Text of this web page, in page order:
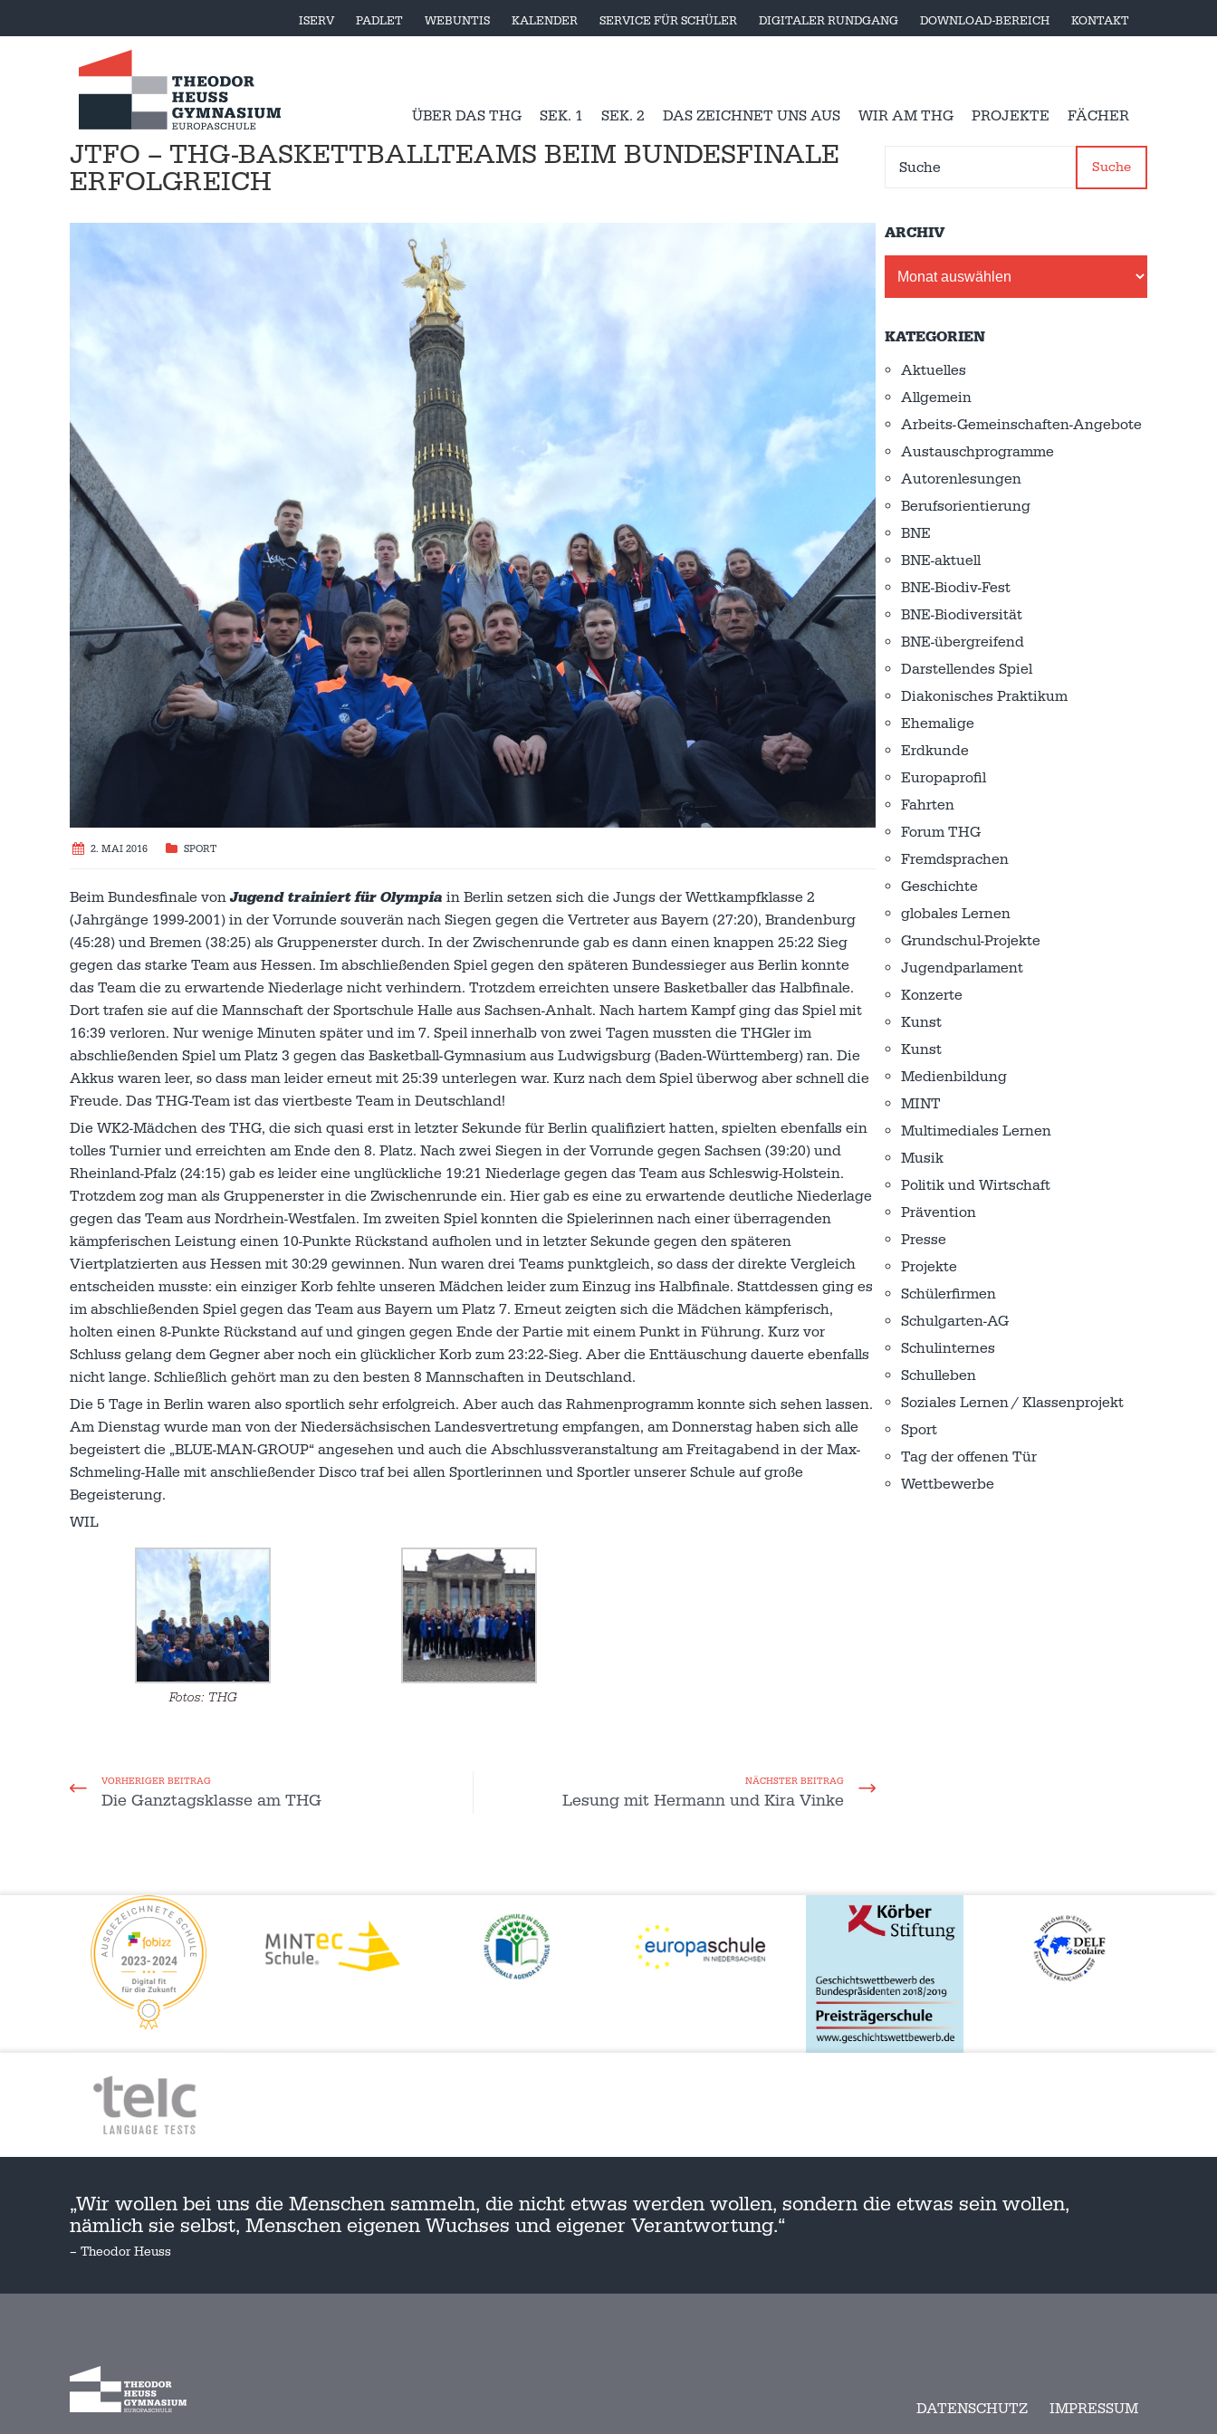
ISERV PADLET WEBUNTIS KALENDER SERVICE FÜR SCHÜLER DIGITALER RUNDGANG DOWNLOAD-BEREICH KONTAKT
ÜBER DAS THG SEK. 1 SEK. 2 DAS ZEICHNET UNS AUS WIR AM THG PROJEKTE FÄCHER
JTFO – THG-BASKETTBALLTEAMS BEIM BUNDESFINALE
ERFOLGREICH
2. MAI 2016 SPORT
Beim Bundesfinale vonJugend trainiert für Olympia in Berlin setzen sich die Jungs der Wettkampfklasse 2
(Jahrgänge 1999-2001) in der Vorrunde souverän nach Siegen gegen die Vertreter aus Bayern (27:20), Brandenburg
(45:28) und Bremen (38:25) als Gruppenerster durch. In der Zwischenrunde gab es dann einen knappen 25:22 Sieg
gegen das starke Team aus Hessen. Im abschließenden Spiel gegen den späteren Bundessieger aus Berlin konnte
das Team die zu erwartende Niederlage nicht verhindern. Trotzdem erreichten unsere Basketballer das Halbfinale.
Dort trafen sie auf die Mannschaft der Sportschule Halle aus Sachsen-Anhalt. Nach hartem Kampf ging das Spiel mit
16:39 verloren. Nur wenige Minuten später und im 7. Speil innerhalb von zwei Tagen mussten die THGler im
abschließenden Spiel um Platz 3 gegen das Basketball-Gymnasium aus Ludwigsburg (Baden-Württemberg) ran. Die
Akkus waren leer, so dass man leider erneut mit 25:39 unterlegen war. Kurz nach dem Spiel überwog aber schnell die
Freude. Das THG-Team ist das viertbeste Team in Deutschland!
Die WK2-Mädchen des THG, die sich quasi erst in letzter Sekunde für Berlin qualifiziert hatten, spielten ebenfalls ein
tolles Turnier und erreichten am Ende den 8. Platz. Nach zwei Siegen in der Vorrunde gegen Sachsen (39:20) und
Rheinland-Pfalz (24:15) gab es leider eine unglückliche 19:21 Niederlage gegen das Team aus Schleswig-Holstein.
Trotzdem zog man als Gruppenerster in die Zwischenrunde ein. Hier gab es eine zu erwartende deutliche Niederlage
gegen das Team aus Nordrhein-Westfalen. Im zweiten Spiel konnten die Spielerinnen nach einer überragenden
kämpferischen Leistung einen 10-Punkte Rückstand aufholen und in letzter Sekunde gegen den späteren
Viertplatzierten aus Hessen mit 30:29 gewinnen. Nun waren drei Teams punktgleich, so dass der direkte Vergleich
entscheiden musste: ein einziger Korb fehlte unseren Mädchen leider zum Einzug ins Halbfinale. Stattdessen ging es
im abschließenden Spiel gegen das Team aus Bayern um Platz 7. Erneut zeigten sich die Mädchen kämpferisch,
holten einen 8-Punkte Rückstand auf und gingen gegen Ende der Partie mit einem Punkt in Führung. Kurz vor
Schluss gelang dem Gegner aber noch ein glücklicher Korb zum 23:22-Sieg. Aber die Enttäuschung dauerte ebenfalls
nicht lange. Schließlich gehört man zu den besten 8 Mannschaften in Deutschland.
Die 5 Tage in Berlin waren also sportlich sehr erfolgreich. Aber auch das Rahmenprogramm konnte sich sehen lassen.
Am Dienstag wurde man von der Niedersächsischen Landesvertretung empfangen, am Donnerstag haben sich alle
begeistert die „BLUE-MAN-GROUP“ angesehen und auch die Abschlussveranstaltung am Freitagabend in der Max-
Schmeling-Halle mit anschließender Disco traf bei allen Sportlerinnen und Sportler unserer Schule auf große
Begeisterung.
WIL
Fotos: THG
VORHERIGER BEITRAG
Die Ganztagsklasse am THG
NÄCHSTER BEITRAG
Lesung mit Hermann und Kira Vinke
Suche
ARCHIV
KATEGORIEN
Aktuelles
Allgemein
Arbeits-Gemeinschaften-Angebote
Austausch­programme
Autorenlesungen
Berufsorientierung
BNE
BNE-aktuell
BNE-Biodiv-Fest
BNE-Biodiversität
BNE-übergreifend
Darstellendes Spiel
Diakonisches Praktikum
Ehemalige
Erdkunde
Europaprofil
Fahrten
Forum THG
Fremdsprachen
Geschichte
globales Lernen
Grundschul-Projekte
Jugendparlament
Konzerte
Kunst
Kunst
Medienbildung
MINT
Multimediales Lernen
Musik
Politik und Wirtschaft
Prävention
Presse
Projekte
Schülerfirmen
Schulgarten-AG
Schulinternes
Schulleben
Soziales Lernen / Klassenprojekt
Sport
Tag der offenen Tür
Wettbewerbe
„Wir wollen bei uns die Menschen sammeln, die nicht etwas werden wollen, sondern die etwas sein wollen,
nämlich sie selbst, Menschen eigenen Wuchses und eigener Verantwortung.“
– Theodor Heuss
DATENSCHUTZ IMPRESSUM